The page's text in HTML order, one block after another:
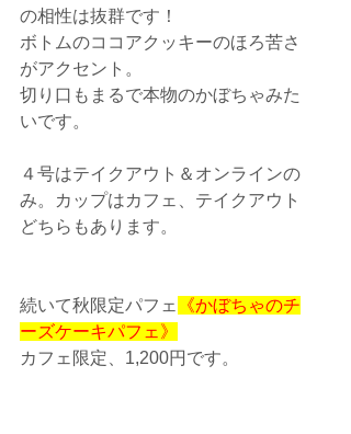
の相性は抜群です！
ボトムのココアクッキーのほろ苦さ
がアクセント。
切り口もまるで本物のかぼちゃみた
いです。
４号はテイクアウト＆オンラインの
み。カップはカフェ、テイクアウト
どちらもあります。
続いて秋限定パフェ
《かぼちゃのチ
ーズケーキパフェ》
カフェ限定、1,200円です。